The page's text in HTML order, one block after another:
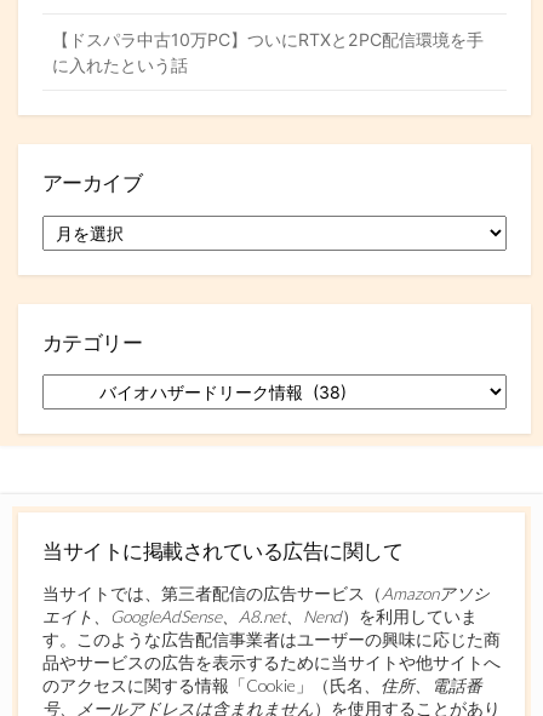
【ドスパラ中古10万PC】ついにRTXと2PC配信環境を手
に入れたという話
アーカイブ
ー
カ
カテゴリー
テ
ゴ
当サイトに掲載されている広告に関して
当サイトでは、第三者配信の広告サービス（Amazonアソシ
エイト、GoogleAdSense、A8.net、Nend）を利用していま
す。このような広告配信事業者はユーザーの興味に応じた商
品やサービスの広告を表示するために当サイトや他サイトへ
のアクセスに関する情報「Cookie」（氏名
、住所、電話番
号、メールアドレスは含まれません）を使用することがあり